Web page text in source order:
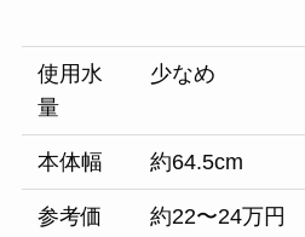
使用水
量
少なめ
本体幅 約64.5cm
参考価
約22〜24万円